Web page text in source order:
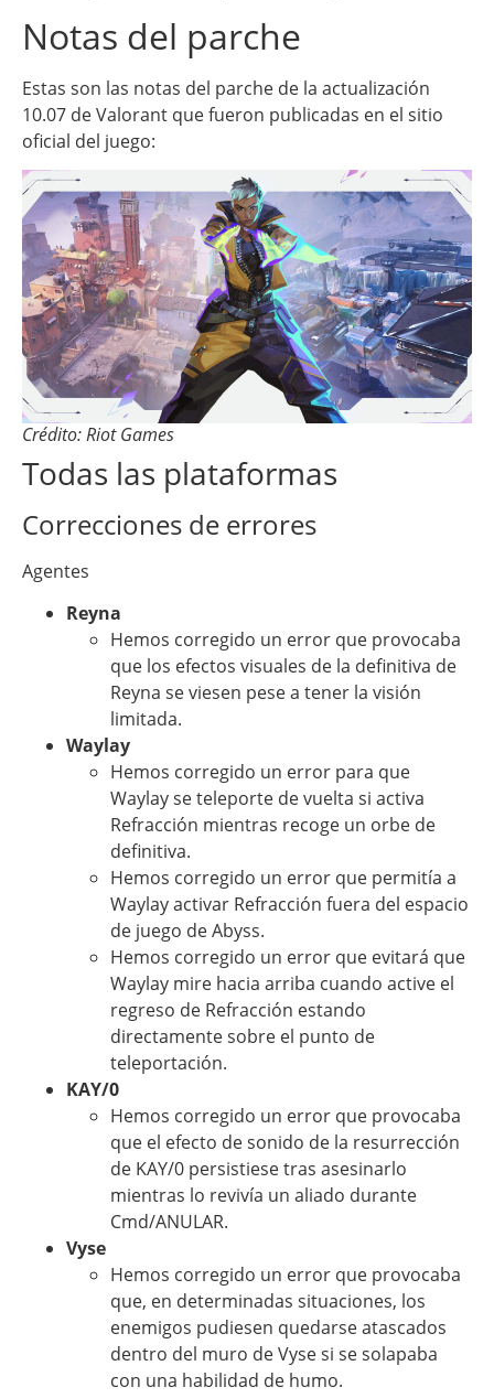
Notas del parche
Estas son las notas del parche de la actualización
10.07 de Valorant que fueron publicadas en el sitio
oficial del juego:
Crédito: Riot Games
Todas las plataformas
Correcciones de errores
Agentes
Reyna
Hemos corregido un error que provocaba
que los efectos visuales de la definitiva de
Reyna se viesen pese a tener la visión
limitada.
Waylay
Hemos corregido un error para que
Waylay se teleporte de vuelta si activa
Refracción mientras recoge un orbe de
definitiva.
Hemos corregido un error que permitía a
Waylay activar Refracción fuera del espacio
de juego de Abyss.
Hemos corregido un error que evitará que
Waylay mire hacia arriba cuando active el
regreso de Refracción estando
directamente sobre el punto de
teleportación.
KAY/0
Hemos corregido un error que provocaba
que el efecto de sonido de la resurrección
de KAY/0 persistiese tras asesinarlo
mientras lo revivía un aliado durante
Cmd/ANULAR.
Vyse
Hemos corregido un error que provocaba
que, en determinadas situaciones, los
enemigos pudiesen quedarse atascados
dentro del muro de Vyse si se solapaba
con una habilidad de humo.